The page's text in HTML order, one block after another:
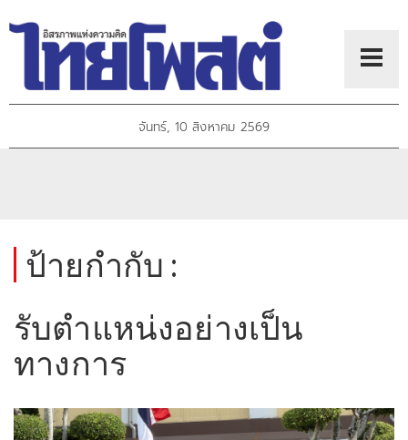
จันทร์, 10 สิงหาคม 2569
ป้ายกำกับ :
รับตำแหน่งอย่างเป็น
ทางการ